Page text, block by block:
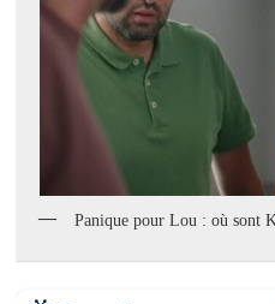
Panique pour Lou : où sont